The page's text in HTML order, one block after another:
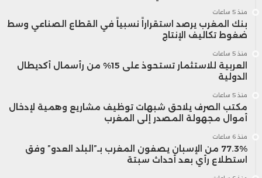
منذ 5 ساعات
بنك المغرب يرصد استقراراً نسبياً في القطاع الصناعي وسط
ضغوط تكاليف الإنتاج
منذ 5 ساعات
العربية للاستثمار تستحوذ على 15% من رأسمال أكديطال
الدولية
منذ 5 ساعات
مكتب الصرف يلاحق شبهات توظيف مشاريع وهمية لإدخال
أموال مجهولة المصدر إلى المغرب
منذ 6 ساعات
77.3% من الإسبان يصفون المغرب بـ”البلد العدو” وفق
استطلاع رأي بعد أحداث سبتة